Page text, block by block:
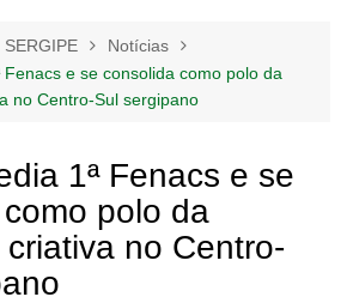
SERGIPE
Notícias
Fenacs e se consolida como polo da
no Centro-Sul sergipano
1ª Fenacs e se
polo da
no Centro-